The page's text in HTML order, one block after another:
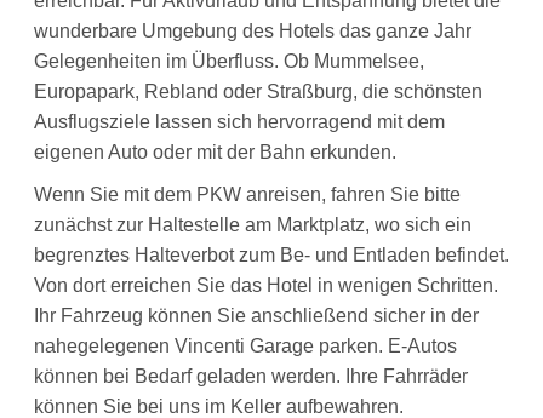
wunderbare Umgebung des Hotels das ganze Jahr
Gelegenheiten im Überfluss. Ob Mummelsee,
Europapark, Rebland oder Straßburg, die schönsten
Ausflugsziele lassen sich hervorragend mit dem
eigenen Auto oder mit der Bahn erkunden.
Wenn Sie mit dem PKW anreisen, fahren Sie bitte
zunächst zur Haltestelle am Marktplatz, wo sich ein
begrenztes Halteverbot zum Be- und Entladen befindet.
Von dort erreichen Sie das Hotel in wenigen Schritten.
Ihr Fahrzeug können Sie anschließend sicher in der
nahegelegenen Vincenti Garage parken. E-Autos
können bei Bedarf geladen werden. Ihre Fahrräder
können Sie bei uns im Keller aufbewahren.